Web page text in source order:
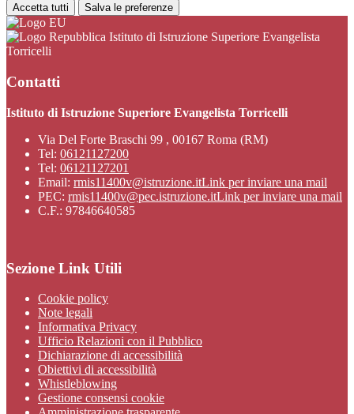
Accetta tutti Salva le preferenze
Istituto di Istruzione Superiore Evangelista
Torricelli
Contatti
Istituto di Istruzione Superiore Evangelista Torricelli
Via Del Forte Braschi 99 , 00167 Roma (RM)
Tel: 06121127200
Tel: 06121127201
Email: rmis11400v@istruzione.itLink per inviare una mail
PEC: rmis11400v@pec.istruzione.itLink per inviare una mail
C.F.: 97846640585
Sezione Link Utili
Cookie policy
Note legali
Informativa Privacy
Ufficio Relazioni con il Pubblico
Dichiarazione di accessibilità
Obiettivi di accessibilità
Whistleblowing
Gestione consensi cookie